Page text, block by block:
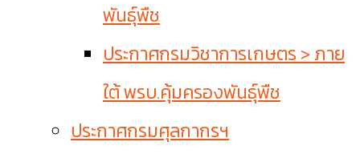
พันธุ์พืช
ประกาศกรมวิชาการเกษตร > ภาย
ใต้ พรบ.คุ้มครองพันธุ์พืช
ประกาศกรมศุลกากรฯ